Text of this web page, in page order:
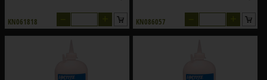
KN061818 KN086057